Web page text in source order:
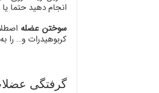
انجام دهید حتما
سوختن عضله
کربوهیدرات و… را
گرفتگی